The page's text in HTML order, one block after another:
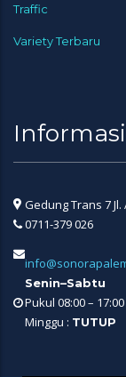
Traffic
Variety Terbaru
Gedung Trans 7
0711-379 026
Senin–Sabtu
Pukul 08:00 – 17:00
Minggu : TUTUP